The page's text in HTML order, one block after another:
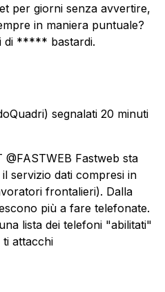
per giorni senza avvertire,
in maniera puntuale?
di ***** bastardi.
segnalati 20 minuti
@FASTWEB Fastweb sta
servizio dati compresi in
frontalieri). Dalla
più a fare telefonate.
lista dei telefoni "abilitati"
attacchi